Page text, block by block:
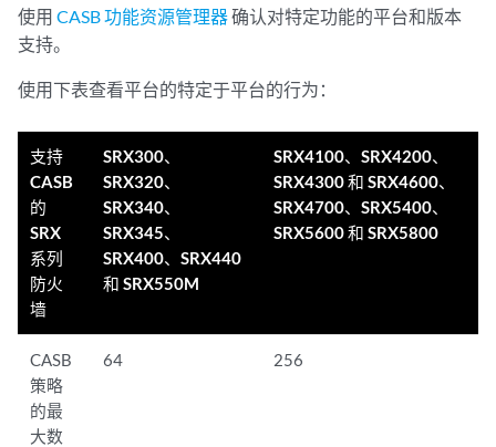
使用 CASB功能资源管理器确认对特定功能的平台和版本
支持。
使用下表查看平台的特定于平台的行为：
支持
CASB
的
SRX
系列
防火
墙
SRX300、
SRX320、
SRX340、
SRX345、
SRX400、SRX440
和 SRX550M
SRX4100、SRX4200、
SRX4300 和 SRX4600、
SRX4700、SRX5400、
SRX5600 和 SRX5800
CASB
策略
的最
大数
64 256